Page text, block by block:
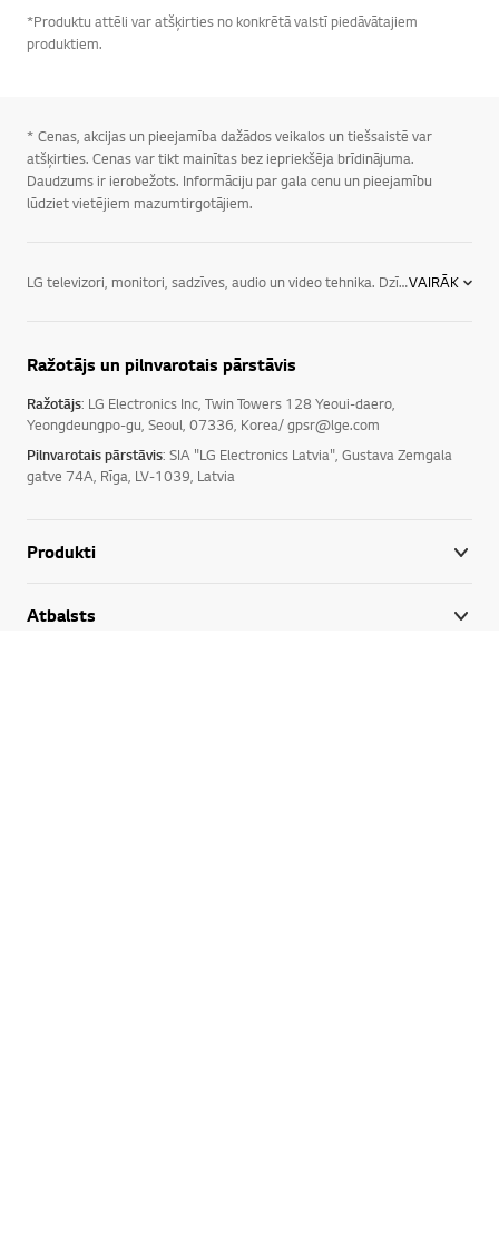
*Produktu attēli var atšķirties no konkrētā valstī piedāvātajiem
produktiem.
* Cenas, akcijas un pieejamība dažādos veikalos un tiešsaistē var
atšķirties. Cenas var tikt mainītas bez iepriekšēja brīdinājuma.
Daudzums ir ierobežots. Informāciju par gala cenu un pieejamību
lūdziet vietējiem mazumtirgotājiem.
LG televizori, monitori, sadzīves, audio un video tehnika. Dzīvē svarīgas nav tikai jaunākās tehnoloģijas, svarīgas ir iespējas, ko tehnoloģijas rada. LG Latvija piedāvā gan televizorus, audio un video ierīces, gan dažādu veidu sadzīves tehniku, IT tehniku. LG sadzīves elektrotehnika uzlabos jūsu ikdienu un ļaus izbaudīt satriecošus mirkļus. LG elektronika piedāvā sadzīves elektrotehniku, kas ir intuitīvi vadāma, reaģētspējīga un energoefektīva, ļaujot ekonomiski tērēt līdzekļus, strādāt produktīvāk un samazināt ietekmi uz apkārtējo vidi. Mūsu mērķis ir piedāvāt elektroierīces, kas ir vislabāk piemērotas mūsu klientu dzīvesveidam, kā arī piedāvāt mūsu klientiem arvien jaunus, modernus tehnoloģiskos risinājumus.VAIRĀK
Ražotājs un pilnvarotais pārstāvis
Ražotājs: LG Electronics Inc, Twin Towers 128 Yeoui-daero,
Yeongdeungpo-gu, Seoul, 07336, Korea/ gpsr@lge.com
Pilnvarotais pārstāvis: SIA "LG Electronics Latvia", Gustava Zemgala
gatve 74A, Rīga, LV-1039, Latvia
Produkti
Atbalsts